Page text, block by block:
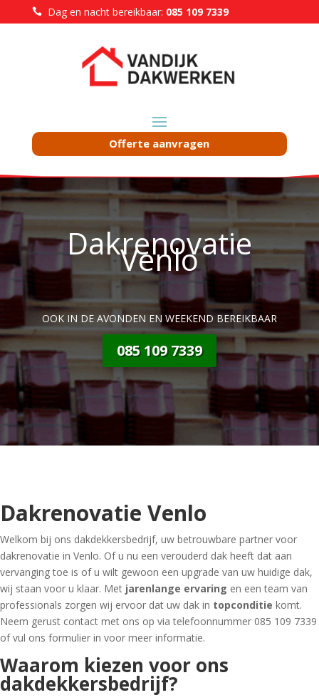
Dag en nacht bereikbaar: 085 109 7339
Offerte aanvragen
Dakrenovatie
Venlo
OOK IN DE AVONDEN EN WEEKEND BEREIKBAAR
085 109 7339
Dakrenovatie Venlo
Welkom bij ons dakdekkersbedrijf, uw betrouwbare partner voor
dakrenovatie in Venlo. Of u nu een verouderd dak heeft dat aan
vervanging toe is of u wilt gewoon een upgrade van uw huidige dak,
wij staan voor u klaar. Met jarenlange ervaring en een team van
professionals zorgen wij ervoor dat uw dak in topconditie komt.
Neem gerust contact met ons op via telefoonnummer 085 109 7339
of vul ons formulier in voor meer informatie.
Waarom kiezen voor ons
dakdekkersbedrijf?